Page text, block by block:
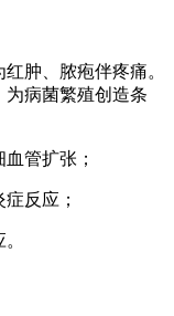
肿、脓疱伴疼痛。
病菌繁殖创造条
管扩张；
反应；